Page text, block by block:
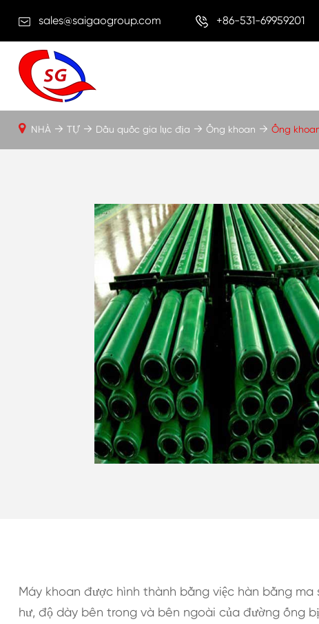
sales@saigaogroup.com +86-531-69959201
NHÀ TỰ Dầu quốc gia lục địa Ống khoan Ống
Máy khoan được hình thành bằng việc hàn bằng
hư, độ dày bên trong và bên ngoài của đường ống